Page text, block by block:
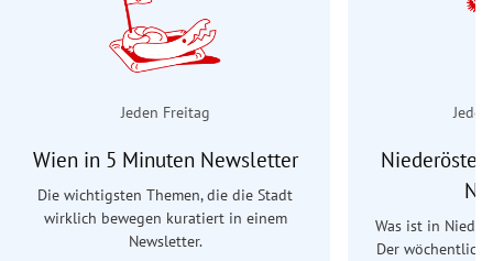
Jeden Freitag
Wien in 5 Minuten Newsletter
Die wichtigsten Themen, die die Stadt
wirklich bewegen kuratiert in einem
Newsletter.
Was ist in
Der